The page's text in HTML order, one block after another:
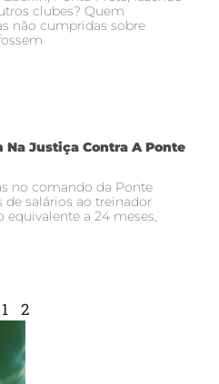
clubes? Quem
não cumpridas sobre
Na Justiça Contra A Ponte
no comando da Ponte
de salários ao treinador
equivalente a 24 meses,
1 2